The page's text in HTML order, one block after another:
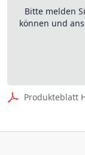
Bitte melden
können und
Produkteblatt